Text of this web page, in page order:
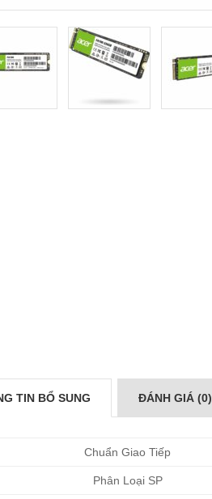
TIN BỔ SUNG ĐÁNH GIÁ (0)
Chuẩn Giao Tiếp
Phân Loại SP